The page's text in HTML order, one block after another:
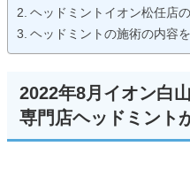
ヘッドミントイオン松任店
ヘッドミントの施術の内容
2022年8月イオン白
専門店ヘッドミント